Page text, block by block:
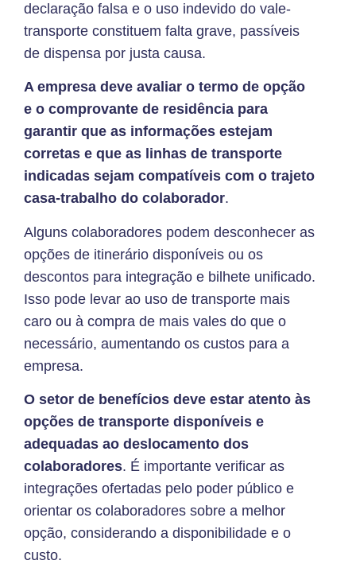
declaração falsa e o uso indevido do vale-
transporte constituem falta grave, passíveis
de dispensa por justa causa.
A empresa deve avaliar o termo de opção
e o comprovante de residência para
garantir que as informações estejam
corretas e que as linhas de transporte
indicadas sejam compatíveis com o trajeto
casa-trabalho do colaborador.
Alguns colaboradores podem desconhecer as
opções de itinerário disponíveis ou os
descontos para integração e bilhete unificado.
Isso pode levar ao uso de transporte mais
caro ou à compra de mais vales do que o
necessário, aumentando os custos para a
empresa.
O setor de benefícios deve estar atento às
opções de transporte disponíveis e
adequadas ao deslocamento dos
colaboradores. É importante verificar as
integrações ofertadas pelo poder público e
orientar os colaboradores sobre a melhor
opção, considerando a disponibilidade e o
custo.